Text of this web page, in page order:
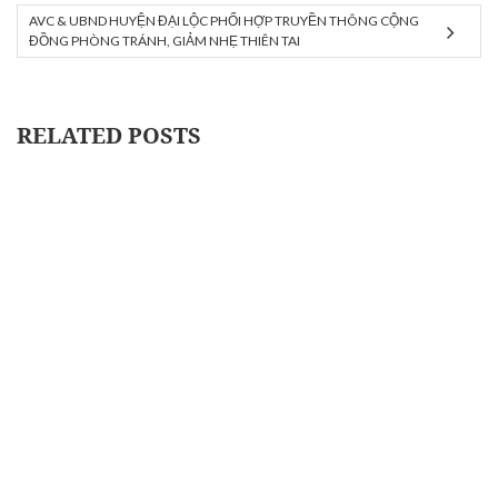
AVC & UBND HUYỆN ĐẠI LỘC PHỐI HỢP TRUYỀN THÔNG CỘNG
ĐỒNG PHÒNG TRÁNH, GIẢM NHẸ THIÊN TAI
RELATED POSTS